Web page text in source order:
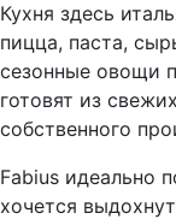
Кухня здесь
пицца, паста,
сезонные овощи
готовят из
собственного
Fabius идеально
хочется